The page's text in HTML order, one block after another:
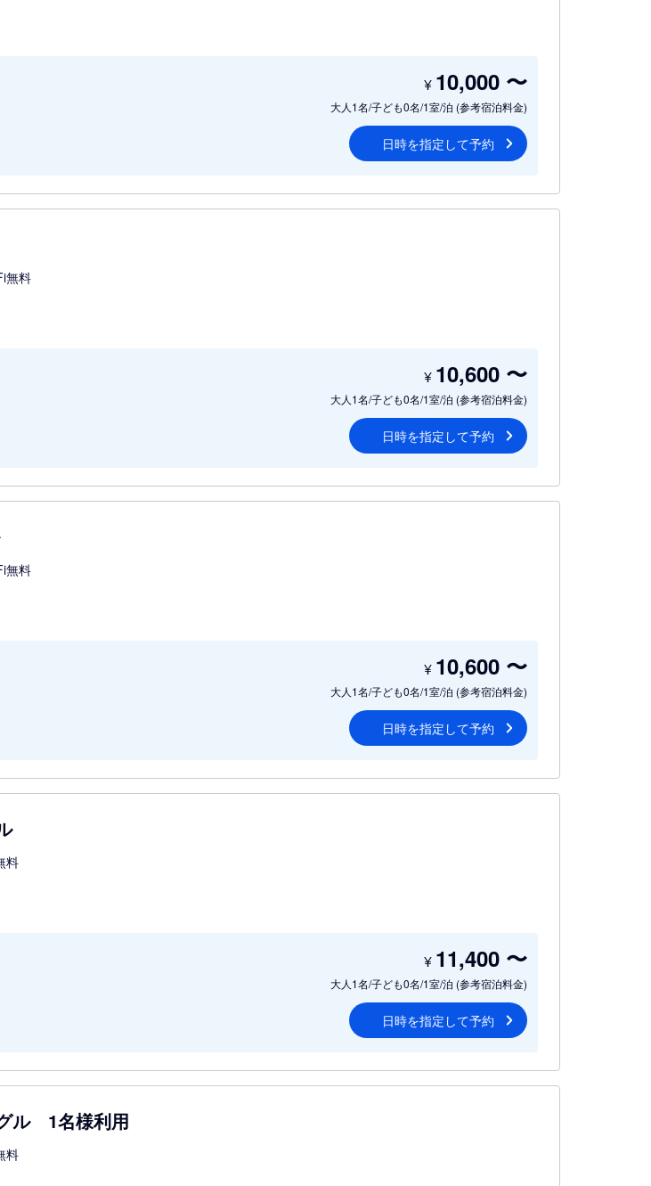
大人1名/子ども0名/1室/泊 (参考宿泊料金)
¥ 10,000 〜
日時を指定して予約
無料
大人1名/子ども0名/1室/泊 (参考宿泊料金)
¥ 10,600 〜
日時を指定して予約
無料
大人1名/子ども0名/1室/泊 (参考宿泊料金)
¥ 10,600 〜
日時を指定して予約
料
大人1名/子ども0名/1室/泊 (参考宿泊料金)
¥ 11,400 〜
日時を指定して予約
ル 1名様利用
料